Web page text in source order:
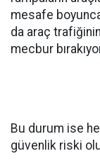
mesafe
da araç
mecbur
Bu durum ise
güvenlik riski